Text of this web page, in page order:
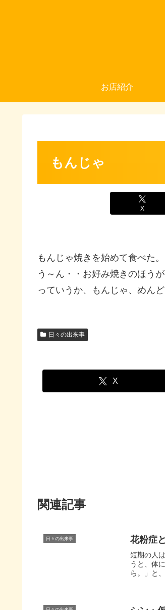
お店紹介
もんじゃ
X
もんじゃ焼きを始めて食べた。
う～ん・・お好み焼きのほうが
っていうか、もんじゃ、めんど
日々の出来事
X
関連記事
日々の出来事 花粉症
短期の人
うと、体
ら。」と